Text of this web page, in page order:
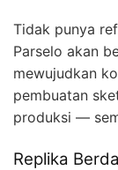
Tidak punya
Parselo akan
mewujudkan
pembuatan
produksi —
Replika